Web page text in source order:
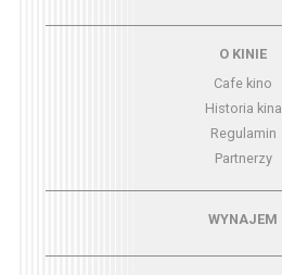
O KINIE
Cafe kino
Historia kina
Regulamin
Partnerzy
Menu - wynajemWYNAJEM